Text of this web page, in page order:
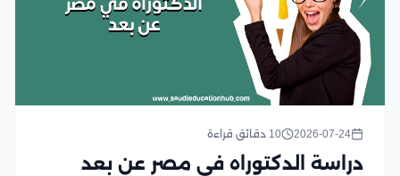
2026-07-24 10 دقائق قراءة
دراسة الدكتوراه في مصر عن بعد